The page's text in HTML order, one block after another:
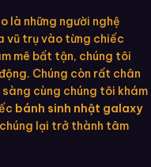
là những người nghệ
vũ trụ vào từng chiếc
mê bất tận, chúng tôi
Chúng còn rất chân
cùng chúng tôi khám
bánh sinh nhật galaxy
lại trở thành tâm